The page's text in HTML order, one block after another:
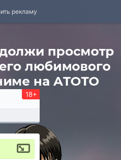
рекламу
18+